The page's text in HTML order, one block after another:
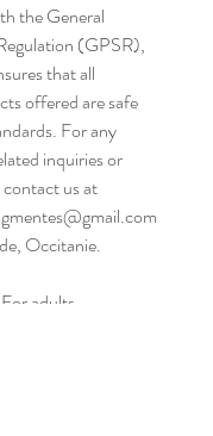
the General
(GPSR),
that all
offered are safe
For any
inquiries or
us at
Occitanie.
adults